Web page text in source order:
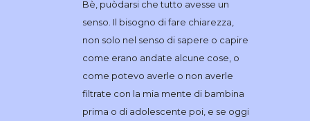
Bè, puòdarsi che tutto avesse un
senso. Il bisogno di fare chiarezza,
non solo nel senso di sapere o capire
come erano andate alcune cose, o
come potevo averle o non averle
filtrate con la mia mente di bambina
prima o di adolescente poi, e se oggi